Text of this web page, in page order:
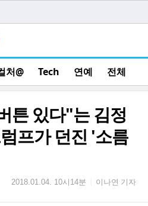
처@ Tech 연예 전체
튼 있다"는 김정
프가 던진 '소름
2018.01.04. 10시14분 이나연 기자